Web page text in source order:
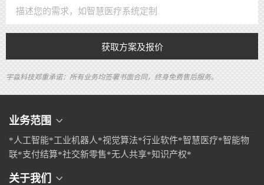
获取方案及报价
宇淼科技郑重承诺：所有业务均签署书面合同，终身免费售后服务。
业务范围
*人工智能*工业机器人*视觉算法*行业软件*智慧医疗*智能物
联*支付结算*社交新零售*无人共享*知识产权*
关于我们